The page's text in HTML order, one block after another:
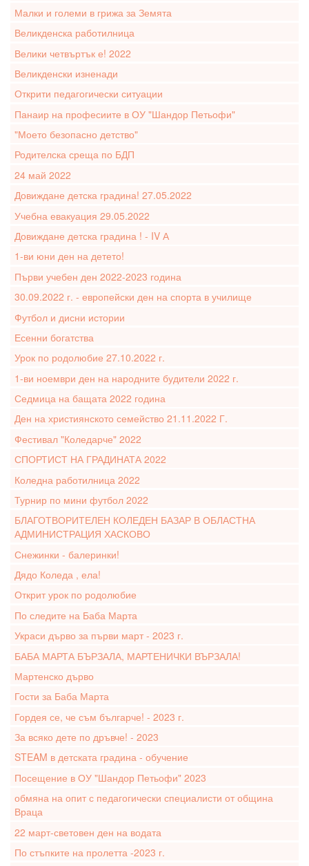
Малки и големи в грижа за Земята
Великденска работилница
Велики четвъртък е! 2022
Великденски изненади
Открити педагогически ситуации
Панаир на професиите в ОУ "Шандор Петьофи"
"Моето безопасно детство"
Родителска среща по БДП
24 май 2022
Довиждане детска градина! 27.05.2022
Учебна евакуация 29.05.2022
Довиждане детска градина ! - IV А
1-ви юни ден на детето!
Първи учебен ден 2022-2023 година
30.09.2022 г. - европейски ден на спорта в училище
Футбол и дисни истории
Есенни богатства
Урок по родолюбие 27.10.2022 г.
1-ви ноември ден на народните будители 2022 г.
Седмица на бащата 2022 година
Ден на християнското семейство 21.11.2022 Г.
Фестивал "Коледарче" 2022
СПОРТИСТ НА ГРАДИНАТА 2022
Коледна работилница 2022
Турнир по мини футбол 2022
БЛАГОТВОРИТЕЛЕН КОЛЕДЕН БАЗАР В ОБЛАСТНА
АДМИНИСТРАЦИЯ ХАСКОВО
Снежинки - балеринки!
Дядо Коледа , ела!
Открит урок по родолюбие
По следите на Баба Марта
Украси дърво за първи март - 2023 г.
БАБА МАРТА БЪРЗАЛА, МАРТЕНИЧКИ ВЪРЗАЛА!
Мартенско дърво
Гости за Баба Марта
Гордея се, че съм българче! - 2023 г.
За всяко дете по дръвче! - 2023
STEAM в детската градина - обучение
Посещение в ОУ "Шандор Петьофи" 2023
обмяна на опит с педагогически специалисти от община
Враца
22 март-световен ден на водата
По стъпките на пролетта -2023 г.